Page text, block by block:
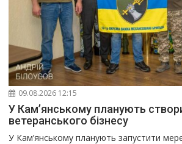
09.08.2026 12:15
У Кам’янському планують
ветеранського бізнесу
У Кам’янському планують запустити